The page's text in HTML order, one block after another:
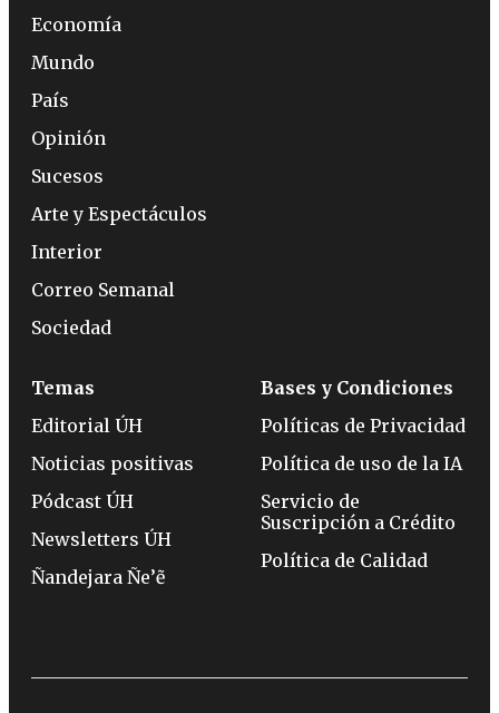
Economía
Mundo
País
Opinión
Sucesos
Arte y Espectáculos
Interior
Correo Semanal
Sociedad
Temas
Editorial ÚH
Noticias positivas
Pódcast ÚH
Newsletters ÚH
Ñandejara Ñe’ẽ
Bases y Condiciones
Políticas de Privacidad
Política de uso de la IA
Servicio de
Suscripción a Crédito
Política de Calidad